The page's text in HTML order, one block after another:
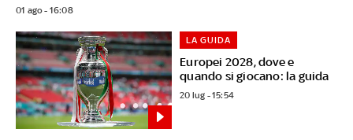
01 ago - 16:08
Europei 2028, dove e
quando si giocano: la guida
LA GUIDA
20 lug - 15:54